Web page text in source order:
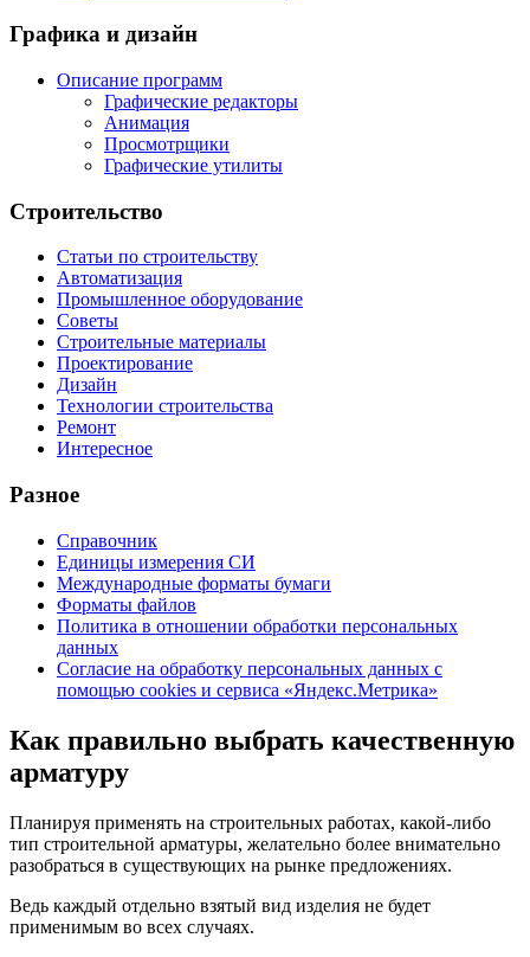
Графика и дизайн
Описание программ
Графические редакторы
Анимация
Просмотрщики
Графические утилиты
Строительство
Статьи по строительству
Автоматизация
Промышленное оборудование
Советы
Строительные материалы
Проектирование
Дизайн
Технологии строительства
Ремонт
Интересное
Разное
Справочник
Единицы измерения СИ
Международные форматы бумаги
Форматы файлов
Политика в отношении обработки персональных
данных
Согласие на обработку персональных данных с
помощью cookies и сервиса «Яндекс.Метрика»
Как правильно выбрать качественную
арматуру
Планируя применять на строительных работах, какой-либо
тип строительной арматуры, желательно более внимательно
разобраться в существующих на рынке предложениях.
Ведь каждый отдельно взятый вид изделия не будет
применимым во всех случаях.